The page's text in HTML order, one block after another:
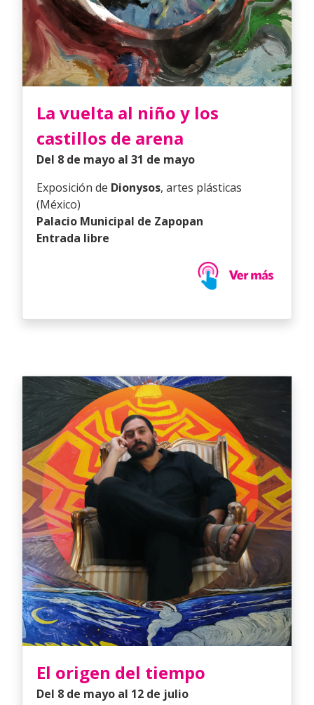
La vuelta al niño y los
castillos de arena
Del 8 de mayo al 31 de mayo
Exposición de Dionysos, artes plásticas
(México)
Palacio Municipal de Zapopan
Entrada libre
El origen del tiempo
Del 8 de mayo al 12 de julio